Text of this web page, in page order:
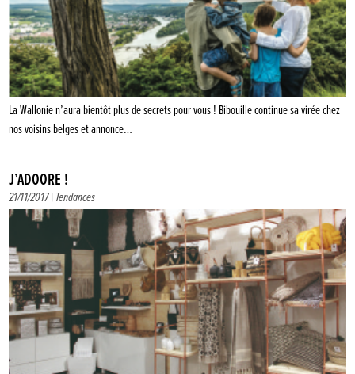
La Wallonie n’aura bientôt plus de secrets pour vous ! Bibouille continue sa virée chez
nos voisins belges et annonce…
J’ADÔÔRE !
21/11/2017 |Tendances